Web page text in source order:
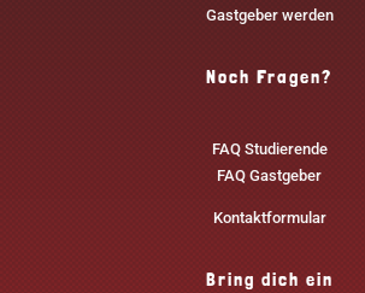
Gastgeber werden
Noch Fragen?
FAQ Studierende
FAQ Gastgeber
Kontaktformular
Bring dich ein